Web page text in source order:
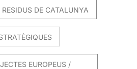
DE CATALUNYA
EUROPEUS /